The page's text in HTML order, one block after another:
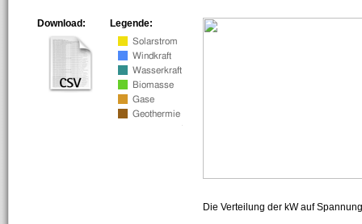
Legende:
Download:
Die Verteilung der kW auf